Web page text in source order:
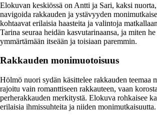
Elokuvan keskiössä on Antti ja Sari, kaksi
navigoida rakkauden ja ystävyyden
kohtaavat erilaisia haasteita ja valintoja
Tarina seuraa heidän kasvutarinaansa, ja miten
ymmärtämään itseään ja toisiaan paremmin.
Rakkauden monimuotoisuus
Hölmö nuori sydän käsittelee rakkauden teemaa
rajoitu vain romanttiseen rakkauteen, vaan
perherakkauden merkitystä. Elokuva rohkaisee
erilaisia ihmissuhteita ja niiden monimutkaisuutta.